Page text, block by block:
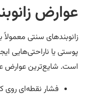
سنتی معمولاً
یا ناراحتی‌هایی ایجاد
شایع‌ترین عوارض
فشار نقطه‌ای روی